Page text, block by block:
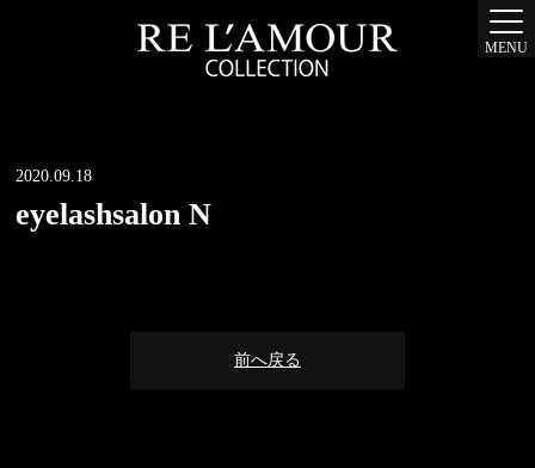
MENU
2020.09.18
eyelashsalon N
前へ戻る